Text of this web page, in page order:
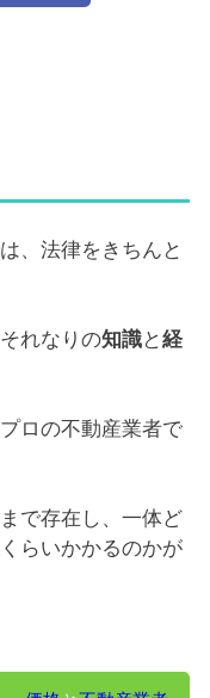
、法律をきちんと
れなりの知識と経
ロの不動産業者で
で存在し、一体ど
らいかかるのかが